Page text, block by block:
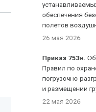
обеспечения
полетов
26 мая 2026
Приказ 753н.
Правил по
погрузочно-
и размещении
22 мая 2026